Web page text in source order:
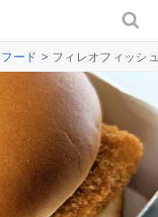
ード > フィレオフィッシ